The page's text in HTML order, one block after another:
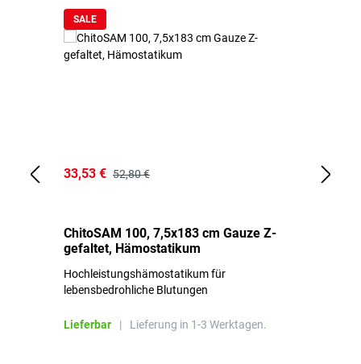
SALE
33,53 € 52,80 €
ChitoSAM 100, 7,5x183 cm Gauze Z-
gefaltet, Hämostatikum
Hochleistungshämostatikum für
lebensbedrohliche Blutungen
Lieferbar | Lieferung in 1-3 Werktagen.